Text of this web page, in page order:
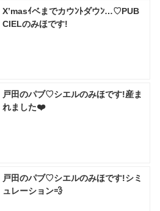
X’masｲベまでカウﾝﾄダウﾝ…♡PUB
CIELのみほです!
戸田のパブ♡ シエルのみほです!産ま
れました❤️
戸田のパブ♡ シエルのみほです!シミ
ュレーション💨